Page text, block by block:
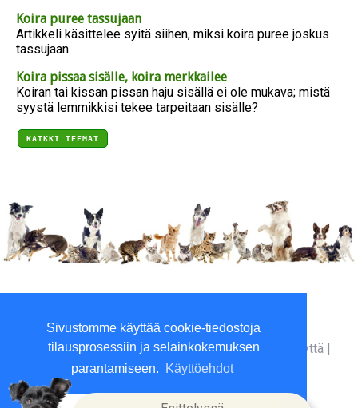
Sivustomme käyttää cookie-tiedostoja
tilausprosessiin ja selainkokemuksen
parantamiseen.
Käyttöehdot
Koira puree tassujaan
Artikkeli käsittelee syitä siihen, miksi koira puree joskus
tassujaan.
Koira pissaa sisälle, koira merkkailee
Koiran tai kissan pissan haju sisällä ei ole mukava; mistä
syystä lemmikkisi tekee tarpeitaan sisälle?
KAIKKI TEEMAT
P. 010 3961800 (ma-to 9-16)
Yritysinfo|Toimitusehdot|Maksutavat|Ota yhteyttä |
GDPR tietosuojalausunto